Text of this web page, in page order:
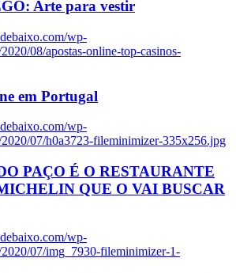
Arte para vestir
wp-
08/apostas-online-top-casinos-
em Portugal
wp-
07/h0a3723-fileminimizer-335x256.jpg
PAÇO É O RESTAURANTE
QUE O VAI BUSCAR
wp-
2020/07/img_7930-fileminimizer-1-